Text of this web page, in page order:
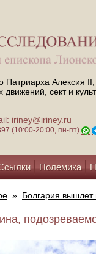
Патриарха Алексия II,
сект и
iriney@iriney.ru
(10:00-20:00, пн-пт)
Полемика
» Болгария вышлет